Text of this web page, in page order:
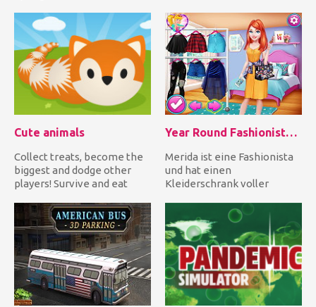
sog...
Cute animals
Collect treats, become the
biggest and dodge other
players! Survive and eat
Year Round Fashionista: Merida
Merida ist eine Fashionista
und hat einen
Kleiderschrank voller